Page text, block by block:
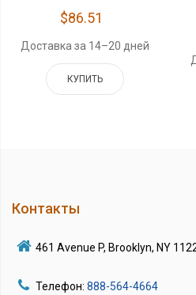
$86.51
Доставка за 14–20 дней
КУПИТЬ
Контакты
461 Avenue P, Brooklyn, NY
Телефон: 888-564-4664